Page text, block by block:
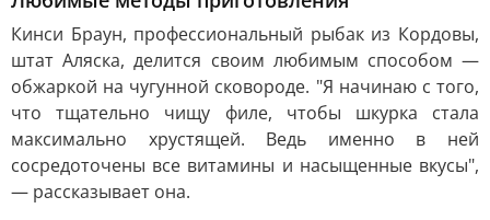
Кинси Браун, профессиональный рыбак из Кордовы,
штат Аляска, делится своим любимым способом —
обжаркой на чугунной сковороде. "Я начинаю с того,
что тщательно чищу филе, чтобы шкурка стала
максимально хрустящей. Ведь именно в ней
сосредоточены все витамины и насыщенные вкусы",
— рассказывает она.